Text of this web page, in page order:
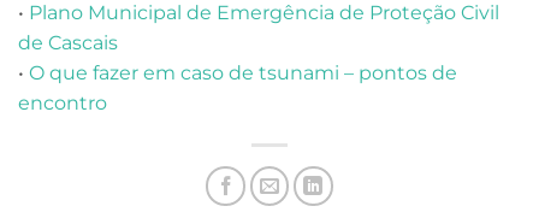
• Plano Municipal de Emergência de Proteção Civil
de Cascais
• O que fazer em caso de tsunami – pontos de
encontro